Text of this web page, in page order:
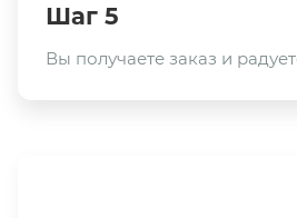
Шаг 5
Вы получаете заказ и